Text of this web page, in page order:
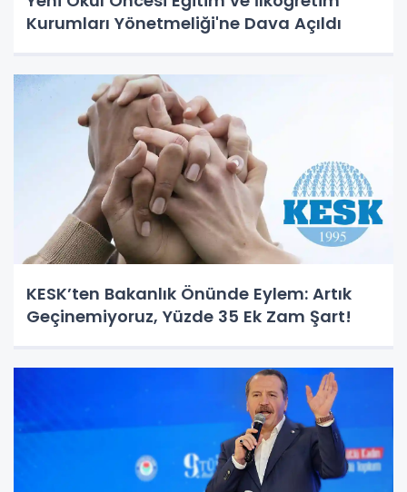
Kurumları Yönetmeliği'ne Dava Açıldı
KESK’ten Bakanlık Önünde Eylem: Artık
Geçinemiyoruz, Yüzde 35 Ek Zam Şart!